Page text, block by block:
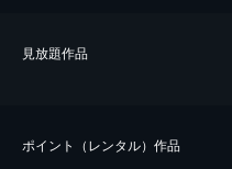
⾒放題作品
ポイント（レンタル）作品